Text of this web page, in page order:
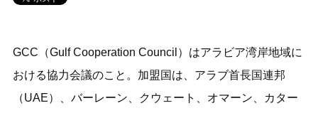
GCC（Gulf Cooperation Council）はアラビア湾岸地域に
おける協力会議のこと。加盟国は、アラブ首長国連邦
（UAE）、バーレーン、クウェート、オマーン、カター